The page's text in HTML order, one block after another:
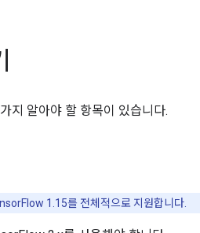
지 알아야 할 항목이 있습니다.
1.15를 전체적으로 지원합니다.